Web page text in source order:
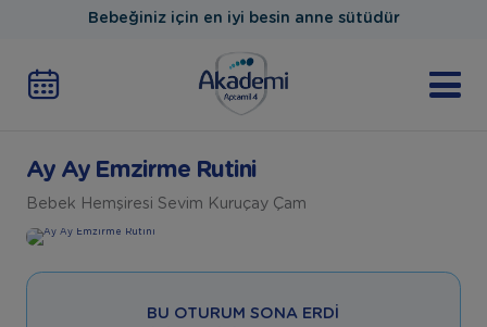
Bebeğiniz için en iyi besin anne sütüdür
Ay Ay Emzirme Rutini
Bebek Hemşiresi Sevim Kuruçay Çam
BU OTURUM SONA ERDI